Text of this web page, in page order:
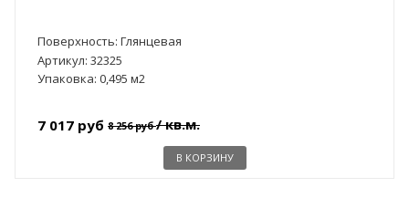
Поверхность: Глянцевая
Артикул: 32325
Упаковка: 0,495 м2
7 017 руб 8 256 руб/ кв.м.
В КОРЗИНУ